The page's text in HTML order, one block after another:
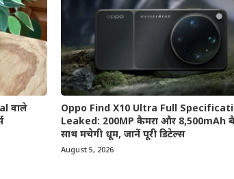
वाले
Oppo Find X10 Ultra Full
Leaked: 200MP कैमरा और 8,500mAh
साथ मचेगी धूम, जानें पूरी डिटेल्स
August 5, 2026